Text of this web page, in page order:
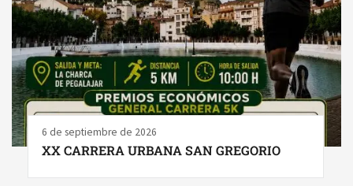
6 de septiembre de 2026
XX CARRERA URBANA SAN GREGORIO